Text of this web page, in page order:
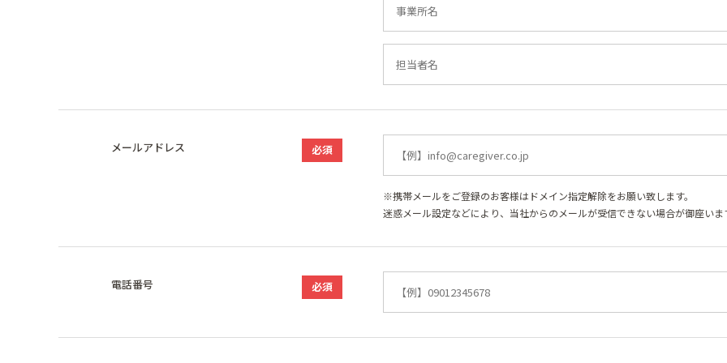
メールアドレス 必須
※携帯メールをご登録のお客様はドメイン指定解除をお願い致します。
迷惑メール設定などにより、当社からのメールが受信できない場合が御座いま
電話番号 必須